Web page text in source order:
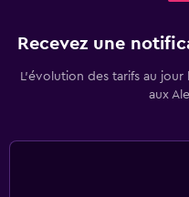
Recevez une
L’évolution des tarifs au
aux